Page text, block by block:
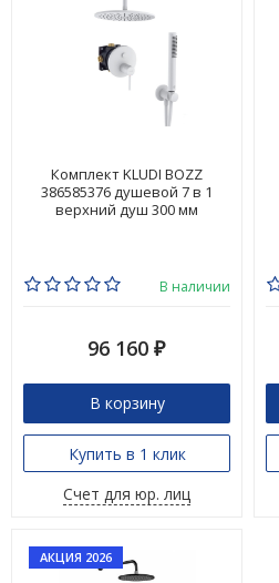
Комплект KLUDI BOZZ
386585376 душевой 7 в 1
верхний душ 300 мм
В наличии
96 160 ₽
В корзину
Купить в 1 клик
Счет для юр. лиц
АКЦИЯ 2026